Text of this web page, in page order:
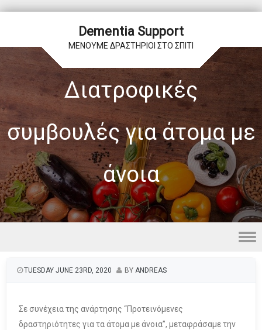
Dementia Support
ΜΕΝΟΥΜΕ ΔΡΑΣΤΗΡΙΟΙ ΣΤΟ ΣΠΙΤΙ
Διατροφικές
συμβουλές για άτομα με
άνοια
TUESDAY JUNE 23RD, 2020 BY ANDREAS
Σε συνέχεια της ανάρτησης “Προτεινόμενες
δραστηριότητες για τα άτομα με άνοια”, μεταφράσαμε την